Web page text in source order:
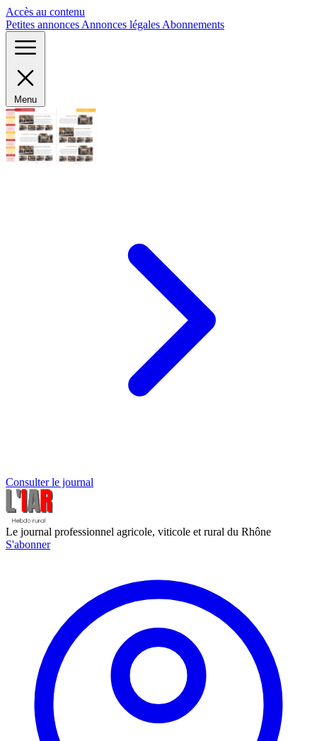
Accès au contenu
Petites annonces Annonces légales Abonnements
Menu
Consulter le journal
Le journal professionnel agricole, viticole et rural du Rhône
S'abonner
Panneau de gestion des cookies